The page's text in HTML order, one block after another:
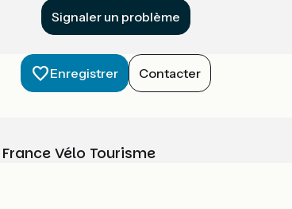
Signaler un problème
Enregistrer Contacter
Vélo Tourisme